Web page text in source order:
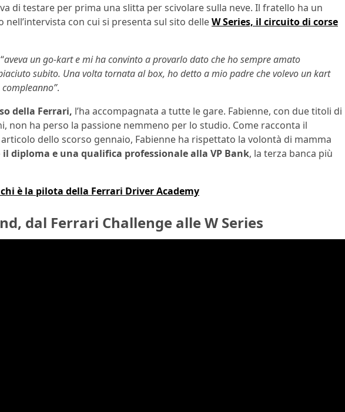
di testare per prima una slitta per scivolare sulla neve. Il fratello ha un
con cui si presenta sul sito delleW Series, il circuito di corse
aveva un go-kart e mi ha convinto a provarlo dato che ho sempre amato
subito. Una volta tornata al box, ho detto a mio padre che volevo un kart
.
della Ferrari, l’ha accompagnata a tutte le gare. Fabienne, con due titoli di
non ha perso la passione nemmeno per lo studio. Come racconta il
dello scorso gennaio, Fabienne ha rispettato la volontà di mamma
il diploma e una qualifica professionale alla VP Bank, la terza banca più
è la pilota della Ferrari Driver Academy
dal Ferrari Challenge alle W Series